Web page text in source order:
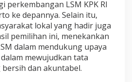
perkembangan LSM KPK RI
ke depannya. Selain itu,
lokal yang hadir juga
pemilihan ini, menekankan
dalam mendukung upaya
mewujudkan tata
dan akuntabel.